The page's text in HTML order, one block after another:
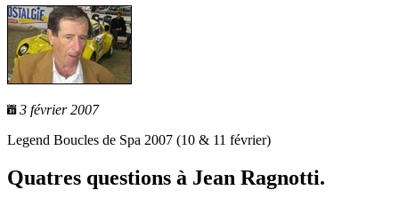
3 février 2007
Legend Boucles de Spa 2007 (10 & 11 février)
Quatres questions à Jean Ragnotti.